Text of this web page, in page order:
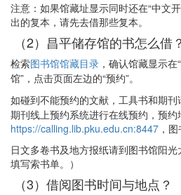
注意：如果馆藏址显示同时还在“中文
出的复本，请先去借那些复本。
（2）昌平储存馆的书怎么借？
检索图书馆馆藏目录 ，确认馆藏显示
馆”，点击页面左边的“预约”。
如碰到不能预约的文献， 工具书和期刊
期刊线上预约系统进行在线预约，预约
https://calling.lib.pku.edu.cn:8447 ，
日文多卷书及地方报纸请到图书馆阳
填写索书单。）
（3）借阅图书时间与地点？